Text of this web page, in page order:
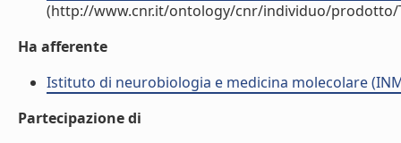
(http://www.cnr.it/ontology/cnr/individuo/prodotto/
Ha afferente
Istituto di neurobiologia e medicina molecolare
Partecipazione di